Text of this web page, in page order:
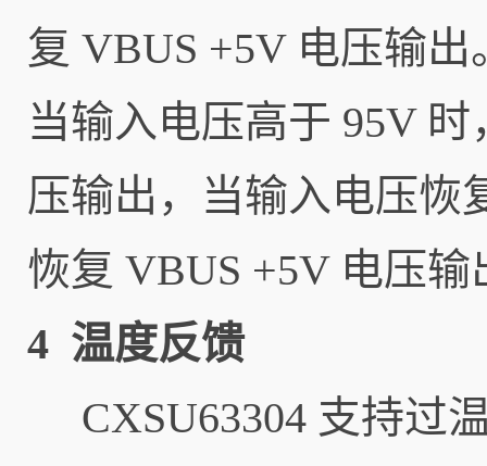
复 VBUS +5V 电压输出
当输入电压高于 95V
压输出，当输入电压恢
恢复 VBUS +5V 电压输
4 温度反馈
CXSU63304 支持过